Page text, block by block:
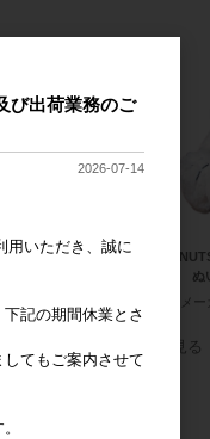
コレクション スタ
ピー ぬ
メ
すべてのおすすめ商品を見る
び出荷業務のご
2026-07-14
用いただき、誠に
記の期間休業とさ
てもご案内させて